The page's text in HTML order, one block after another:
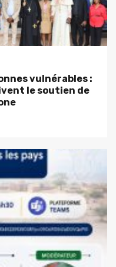
vulnérables :
le soutien de